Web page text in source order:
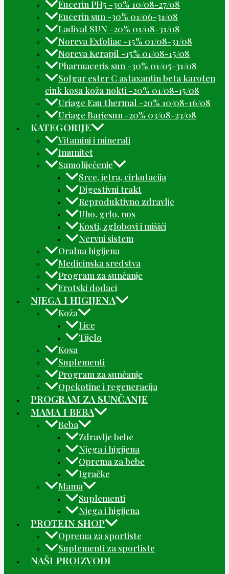
Eucerin PH5 -30% 10/08-27/08
Eucerin sun -30% 01/06-31/08
Ladival SUN -20% 01/08-31/08
Noreva Exfoliac -15% 01/08-31/08
Noreva Kerapil -15% 01/08-15/08
Pharmaceris sun -30% 01/05-31/08
Solgar ester C astaxantin beta karoten
cink kosa koža nokti -20% 01/08-15/08
Uriage Eau thermal -20% 10/08-16/08
Uriage Bariesun -20% 03/08-23/08
KATEGORIJE
Vitamini i minerali
Imunitet
Samoliječenje
Srce, jetra, cirkulacija
Digestivni trakt
Reproduktivno zdravlje
Uho, grlo, nos
Kosti, zglobovi i mišići
Nervni sistem
Oralna higijena
Medicinska sredstva
Program za sunčanje
Erotski dodaci
NJEGA I HIGIJENA
Koža
Lice
Tijelo
Kosa
Suplementi
Program za sunčanje
Opekotine i regeneracija
PROGRAM ZA SUNČANJE
MAMA I BEBA
Beba
Zdravlje bebe
Njega i higijena
Oprema za bebe
Igračke
Mama
Suplementi
Njega i higijena
PROTEIN SHOP
Oprema za sportiste
Suplementi za sportiste
NAŠI PROIZVODI